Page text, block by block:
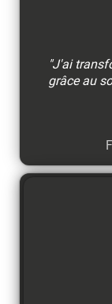
"J'ai
grâce au